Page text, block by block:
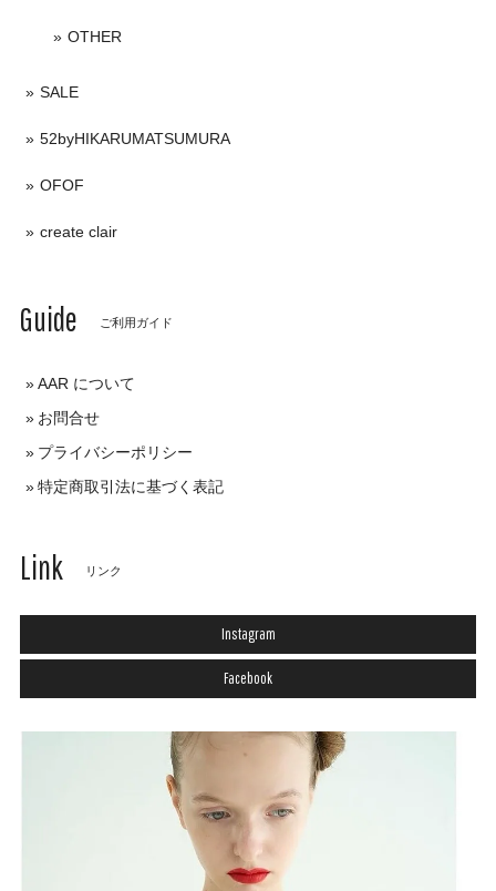
OTHER
SALE
52byHIKARUMATSUMURA
OFOF
create clair
Guide ご利用ガイド
AAR について
お問合せ
プライバシーポリシー
特定商取引法に基づく表記
Link リンク
Instagram
Facebook